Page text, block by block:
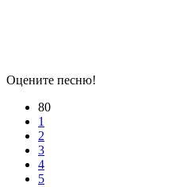
Оцените песню!
80
1
2
3
4
5